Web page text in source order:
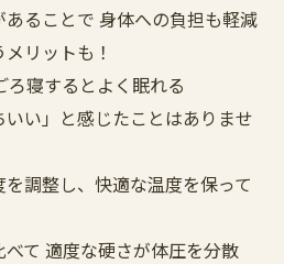
ることで 身体への負担も軽減
リットも！
寝するとよく眠れる
いい」と感じたことはありませ
調整し、快適な温度を保って
て 適度な硬さが体圧を分散